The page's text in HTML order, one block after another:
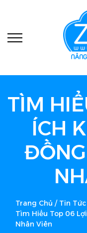
TÌM
ÍCH
Trang Chủ / Tin Tức
Tìm Hiểu Top 06
Nhân Viên